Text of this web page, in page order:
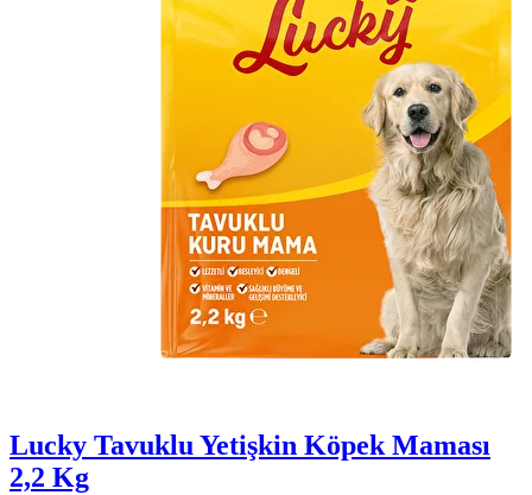
Lucky Tavuklu Yetişkin Köpek Maması
2,2 Kg